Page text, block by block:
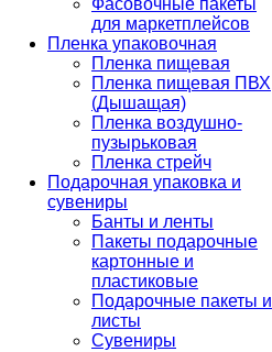
Фасовочные пакеты
для маркетплейсов
Пленка упаковочная
Пленка пищевая
Пленка пищевая ПВХ
(Дышащая)
Пленка воздушно-
пузырьковая
Пленка стрейч
Подарочная упаковка и
сувениры
Банты и ленты
Пакеты подарочные
картонные и
пластиковые
Подарочные пакеты и
листы
Сувениры